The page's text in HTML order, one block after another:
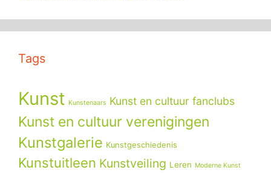
Tags
Kunst Kunstenaars Kunst en cultuur fanclubs
Kunst en cultuur verenigingen
Kunstgalerie Kunstgeschiedenis
Kunstuitleen Kunstveiling Leren Moderne Kunst